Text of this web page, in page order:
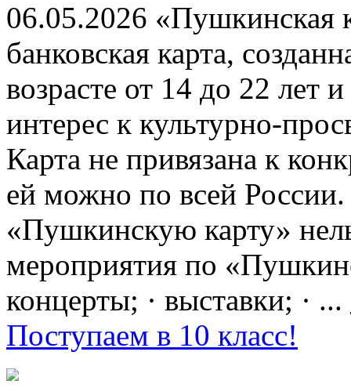
06.05.2026 «Пушкинская
банковская карта,
возрасте от 14 до 22 лет
интерес к культурно-
Карта не привязана к
ей можно по всей
«Пушкинскую карту»
мероприятия по
концерты; · выставки; · ...
Поступаем в 10 класс!